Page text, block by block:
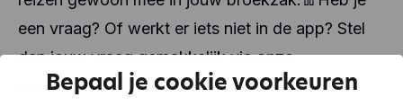
een vraag? Of werkt er iets niet in de app? Stel
dan jouw vraag gemakkelijk via onze
contactoptie in de app.
Bepaal je cookie voorkeuren